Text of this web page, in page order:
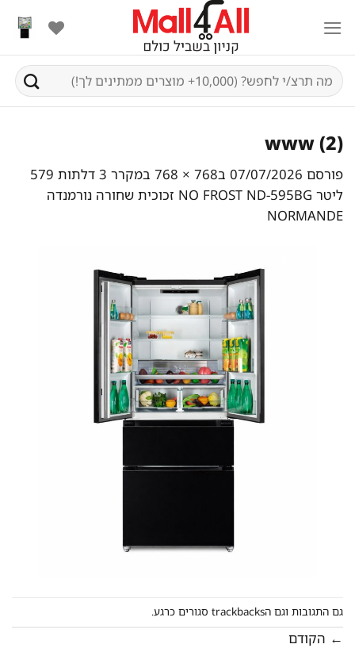
content
חיפוש
עבור:
www (2)
פורסם 07/07/2026 ב768 × 768 ב
מקרר 3 דלתות 579
ליטר NO FROST ND-595BG זכוכית שחורה נורמנדה
NORMANDE
גם התגובות וגם הtrackbacks סגורים כרגע.
← הקודם